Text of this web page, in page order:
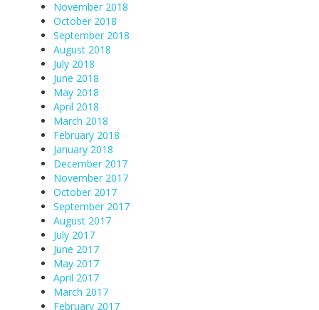
November 2018
October 2018
September 2018
August 2018
July 2018
June 2018
May 2018
April 2018
March 2018
February 2018
January 2018
December 2017
November 2017
October 2017
September 2017
August 2017
July 2017
June 2017
May 2017
April 2017
March 2017
February 2017